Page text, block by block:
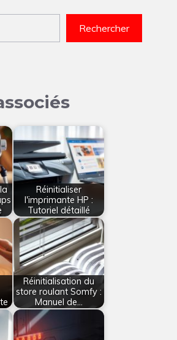
Rechercher
Réinitialiser
l'imprimante HP :
Tutoriel détaillé
Réinitialisation du
store roulant Somfy :
Manuel de…